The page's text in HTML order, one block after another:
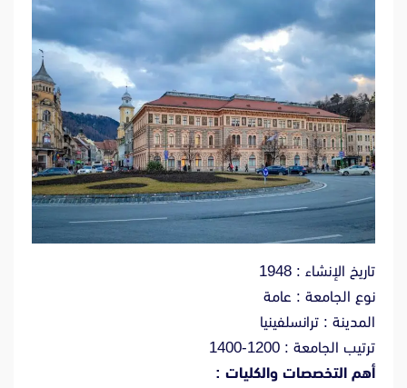
تاريخ الإنشاء : 1948
نوع الجامعة : عامة
المدينة : ترانسلفينيا
ترتيب الجامعة : 1200-1400
أهم التخصصات والكليات :